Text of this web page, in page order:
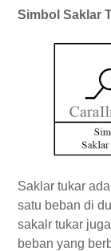
Simbol Saklar
Saklar tukar
satu beban di
sakalr tukar
beban yang